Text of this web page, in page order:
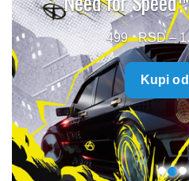
499 –
Kupi